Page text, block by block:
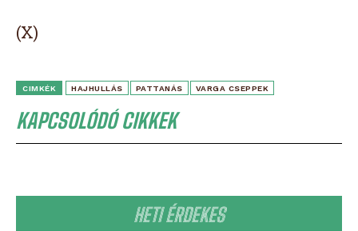
HETI ÉRDEKES
(X)
CIMKÉK HAJHULLÁS PATTANÁS VARGA CSEPPEK
KAPCSOLÓDÓ CIKKEK